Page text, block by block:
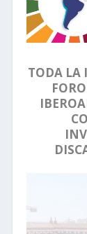
TODA LA